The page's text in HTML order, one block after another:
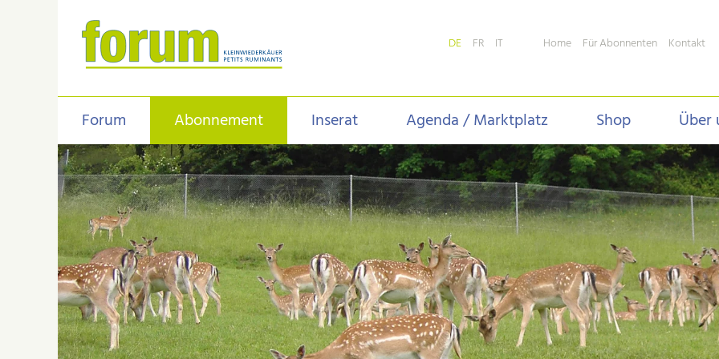
DE FR IT Home Für Abonnenten Kontakt
Forum Abonnement Inserat Agenda / Marktplatz Shop Über